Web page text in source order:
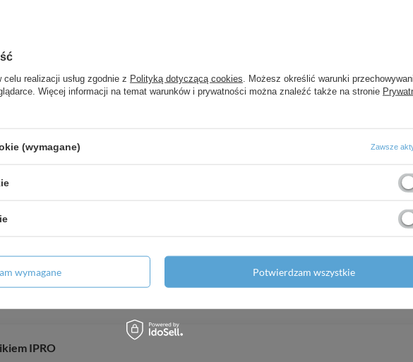
IPRO
realizacji usług zgodnie z Polityką dotyczącą cookies . Możesz określić warunki
Więcej informacji na temat warunków i prywatności można znaleźć także na stronie
(wymagane) Zawsze
wymagane Potwierdzam wszystkie